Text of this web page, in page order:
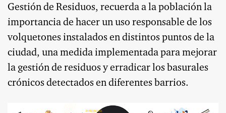
Gestión de Residuos, recuerda a la población la
importancia de hacer un uso responsable de los
volquetones instalados en distintos puntos de la
ciudad, una medida implementada para mejorar
la gestión de residuos y erradicar los basurales
crónicos detectados en diferentes barrios.